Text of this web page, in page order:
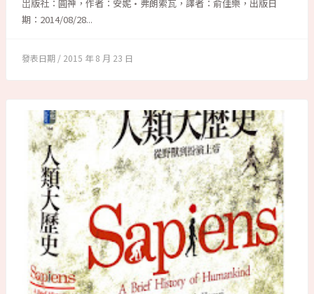
岀版社：圓神，作者：安妮•弗朗索瓦，譯者：俞佳樂，出版日
期：2014/08/28...
2015 年 8 月 23 日